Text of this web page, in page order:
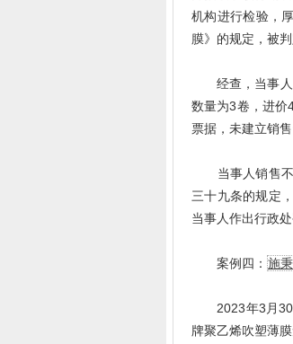
机构进行检验，
膜》的规定，被
经查，当事人
数量为3卷，进价
票据，未建立销售
当事人销售不
三十九条的规定
当事人作出行政处
案例四： 施秉
2023年3月30
牌聚乙烯吹塑薄